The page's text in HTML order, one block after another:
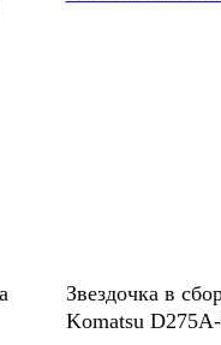
Звездочка в
Komatsu